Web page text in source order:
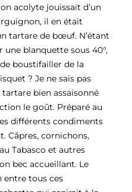
acolyte jouissait d’un
il en était
tartare de bœuf. N’étant
une blanquette sous 40°,
boustifailler de la
? Je ne sais pas
bien assaisonné
le goût. Préparé au
différents condiments
Câpres, cornichons,
Tabasco et autres
bec accueillant. Le
entre tous ces